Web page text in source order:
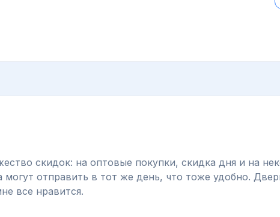
скидок: на оптовые покупки, скидка дня и на
отправить в тот же день, что тоже удобно.
все нравится.